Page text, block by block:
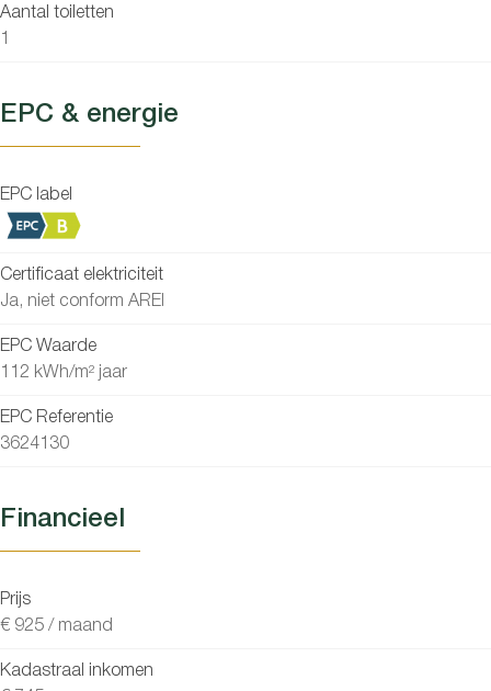
Aantal toiletten
EPC & energie
EPC label
Certificaat elektriciteit
Ja, niet conform AREI
EPC Waarde
112 kWh/m² jaar
EPC Referentie
3624130
Financieel
Prijs
€ 925 / maand
Kadastraal inkomen